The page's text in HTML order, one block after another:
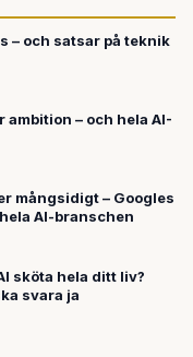
– och satsar på teknik
– och hela AI-
mångsidigt – Googles
AI-branschen
sköta hela ditt liv?
svara ja